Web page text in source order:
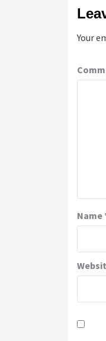
Your
Name